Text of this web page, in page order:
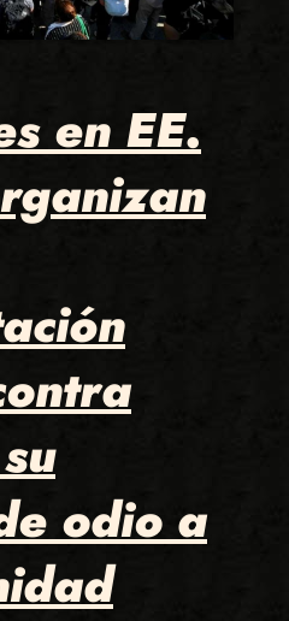
en EE.
odio a